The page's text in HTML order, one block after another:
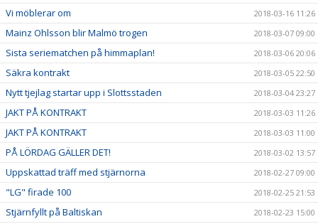
Vi möblerar om 2018-03-16 11:26
Mainz Ohlsson blir Malmö trogen 2018-03-07 09:00
Sista seriematchen på himmaplan! 2018-03-06 20:06
Säkra kontrakt 2018-03-05 22:50
Nytt tjejlag startar upp i Slottsstaden 2018-03-04 23:27
JAKT PÅ KONTRAKT 2018-03-03 11:26
JAKT PÅ KONTRAKT 2018-03-03 11:00
PÅ LÖRDAG GÄLLER DET! 2018-03-02 13:57
Uppskattad träff med stjärnorna 2018-02-27 09:00
"LG" firade 100 2018-02-25 21:53
Stjärnfyllt på Baltiskan 2018-02-23 15:00